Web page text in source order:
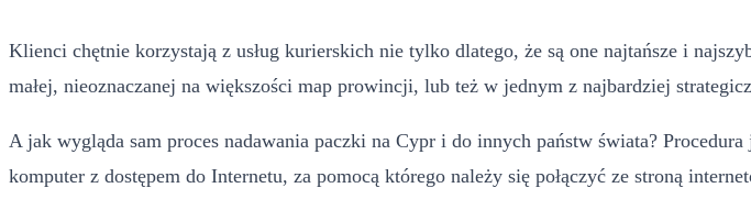
Klienci chętnie korzystają z usług kurierskich nie tylko dlatego, że są one najtańsze i
małej, nieoznaczanej na większości map prowincji, lub też w jednym z najbardziej
A jak wygląda sam proces nadawania paczki na Cypr i do innych państw świata?
komputer z dostępem do Internetu, za pomocą którego należy się połączyć ze stroną